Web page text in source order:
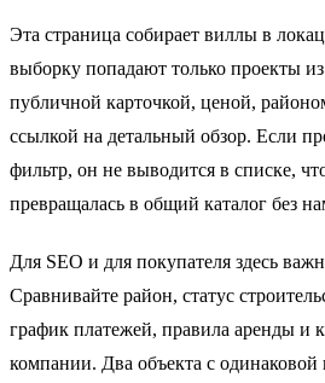
Эта страница собирает виллы в
выборку попадают только проекты
публичной карточкой, ценой,
ссылкой на детальный обзор. Если
фильтр, он не выводится в списке,
превращалась в общий каталог без
Для SEO и для покупателя здесь
Сравнивайте район, статус
график платежей, правила аренды и
компании. Два объекта с одинаковой